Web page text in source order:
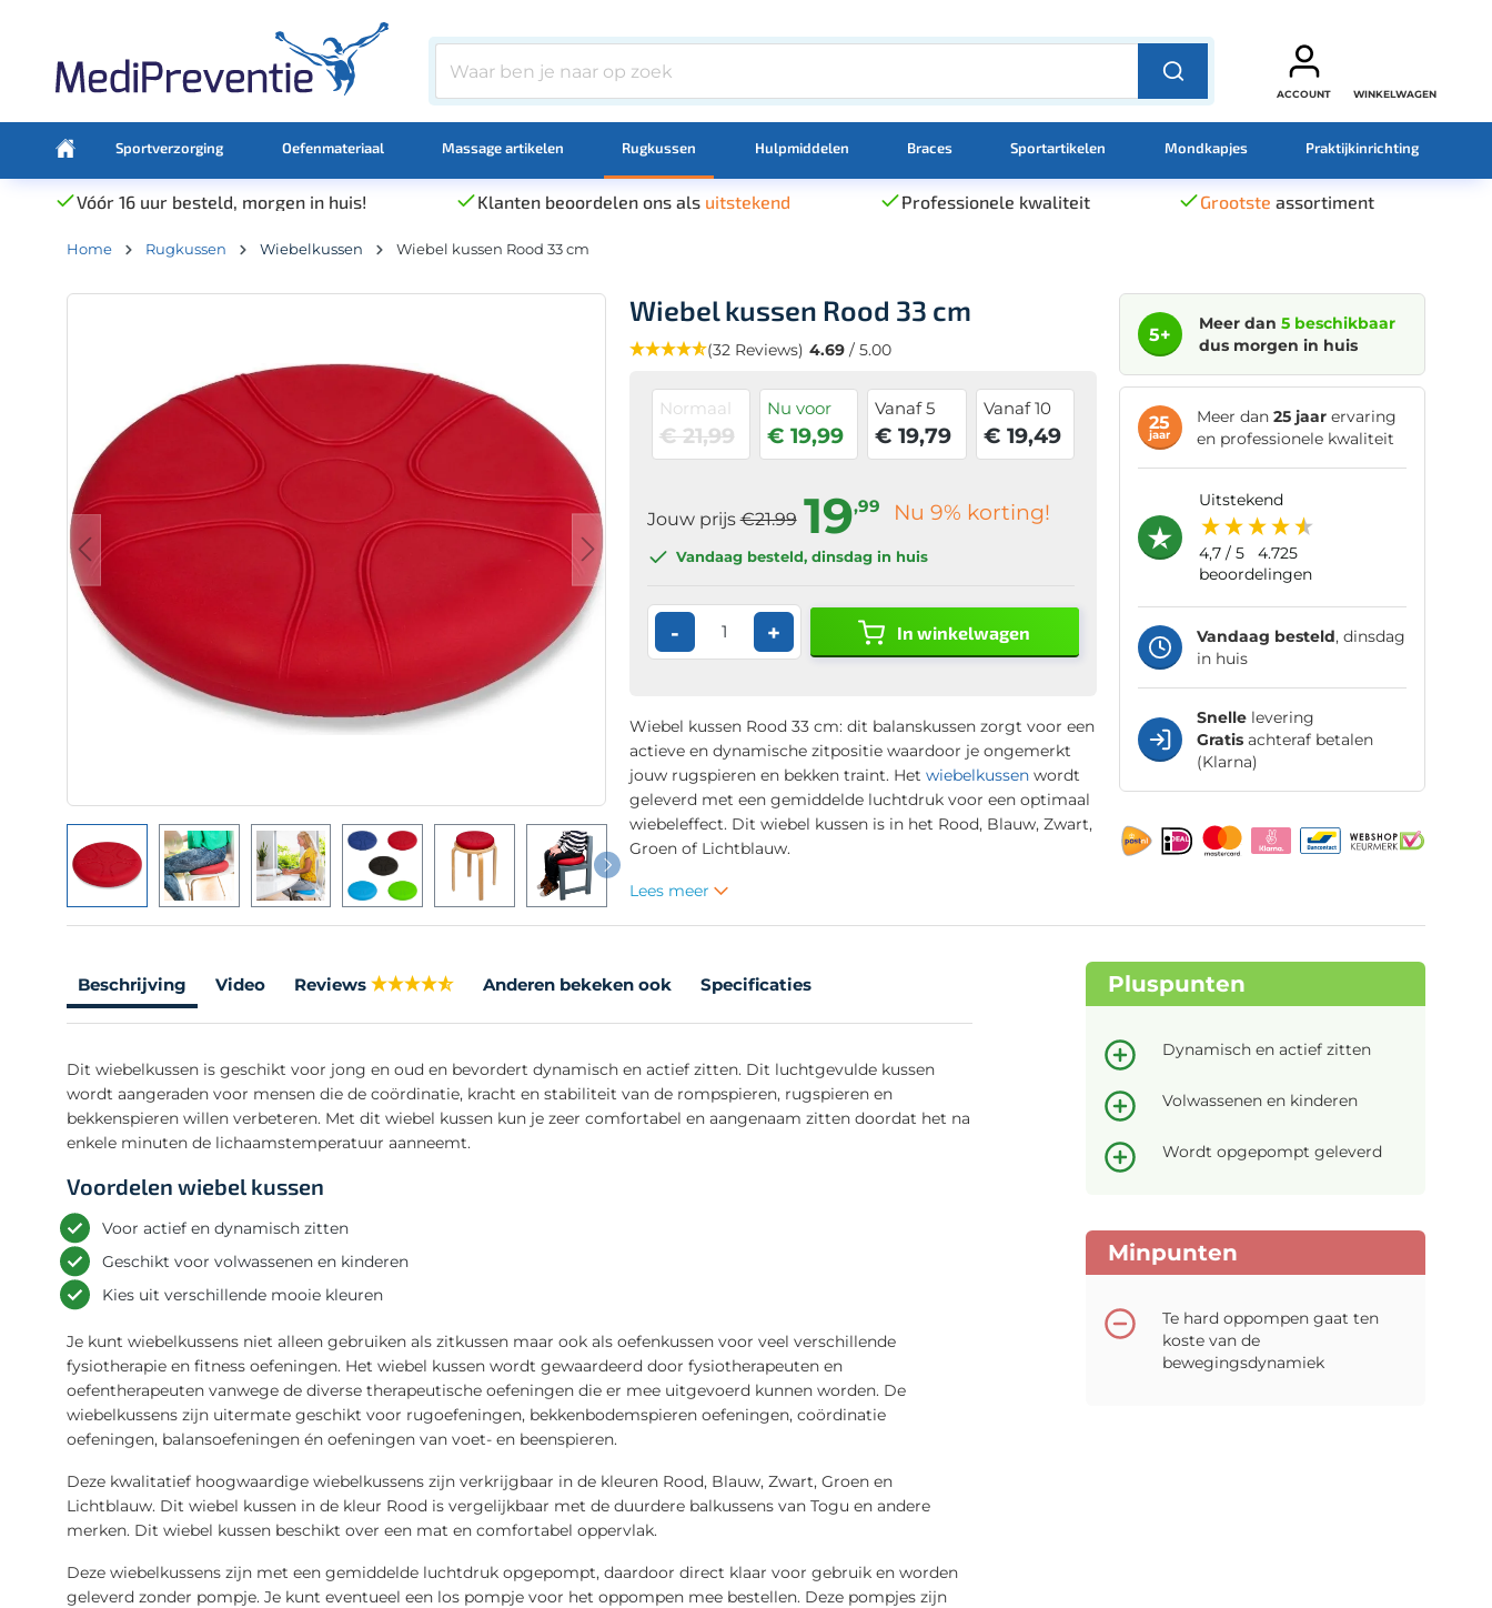
ACCOUNT WINKELWAGEN
Sportverzorging Oefenmateriaal Massage artikelen Rugkussen Hulpmiddelen Braces Sportartikelen Mondkapjes Praktijkinrichting
Vóór 16 uur besteld, morgen in huis! Klanten beoordelen ons als uitstekend Professionele kwaliteit Grootste assortiment
Home Rugkussen Wiebelkussen Wiebel kussen Rood 33 cm
Wiebel kussen Rood 33 cm
(32 Reviews) 4.69/ 5.00
Normaal
€ 21,99
Nu voor
€ 19,99
Vanaf 5
€ 19,79
Vanaf 10
€ 19,49
Jouw prijs€21.99 19,99 Nu 9% korting!
Vandaag besteld, dinsdag in huis
- + In winkelwagen
Wiebel kussen Rood 33 cm: dit balanskussen zorgt voor een
actieve en dynamische zitpositie waardoor je ongemerkt
jouw rugspieren en bekken traint. Het wiebelkussenwordt
geleverd met een gemiddelde luchtdruk voor een optimaal
wiebeleffect. Dit wiebel kussen is in het Rood, Blauw, Zwart,
Groen of Lichtblauw.
Lees meer
5+
Meer dan 5 beschikbaar
dus morgen in huis
25
jaar
Meer dan 25 jaarervaring
en professionele kwaliteit
uitstekend
4,7/ 5
4.725
beoordelingen
Vandaag besteld, dinsdag
in huis
Snellelevering
Gratisachteraf betalen
(Klarna)
Beschrijving Video Reviews Anderen bekeken ook Specificaties
Dit wiebelkussen is geschikt voor jong en oud en bevordert dynamisch en actief zitten. Dit luchtgevulde kussen
wordt aangeraden voor mensen die de coördinatie, kracht en stabiliteit van de rompspieren, rugspieren en
bekkenspieren willen verbeteren. Met dit wiebel kussen kun je zeer comfortabel en aangenaam zitten doordat het na
enkele minuten de lichaamstemperatuur aanneemt.
Voordelen wiebel kussen
Voor actief en dynamisch zitten
Geschikt voor volwassenen en kinderen
Kies uit verschillende mooie kleuren
Je kunt wiebelkussens niet alleen gebruiken als zitkussen maar ook als oefenkussen voor veel verschillende
fysiotherapie en fitness oefeningen. Het wiebel kussen wordt gewaardeerd door fysiotherapeuten en
oefentherapeuten vanwege de diverse therapeutische oefeningen die er mee uitgevoerd kunnen worden. De
wiebelkussens zijn uitermate geschikt voor rugoefeningen, bekkenbodemspieren oefeningen, coördinatie
oefeningen, balansoefeningen én oefeningen van voet- en beenspieren.
Deze kwalitatief hoogwaardige wiebelkussens zijn verkrijgbaar in de kleuren Rood, Blauw, Zwart, Groen en
Lichtblauw. Dit wiebel kussen in de kleur Rood is vergelijkbaar met de duurdere balkussens van Togu en andere
merken. Dit wiebel kussen beschikt over een mat en comfortabel oppervlak.
Deze wiebelkussens zijn met een gemiddelde luchtdruk opgepompt, daardoor direct klaar voor gebruik en worden
geleverd zonder pompje. Je kunt eventueel een los pompje voor het oppompen mee bestellen. Deze pompjes zijn
Pluspunten
Dynamisch en actief zitten
Volwassenen en kinderen
Wordt opgepompt geleverd
Minpunten
Te hard oppompen gaat ten
koste van de
bewegingsdynamiek